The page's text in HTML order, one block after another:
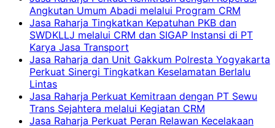
Angkutan Umum Abadi melalui Program CRM
Jasa Raharja Tingkatkan Kepatuhan PKB dan
SWDKLLJ melalui CRM dan SIGAP Instansi di PT
Karya Jasa Transport
Jasa Raharja dan Unit Gakkum Polresta Yogyakarta
Perkuat Sinergi Tingkatkan Keselamatan Berlalu
Lintas
Jasa Raharja Perkuat Kemitraan dengan PT Sewu
Trans Sejahtera melalui Kegiatan CRM
Jasa Raharja Perkuat Peran Relawan Kecelakaan